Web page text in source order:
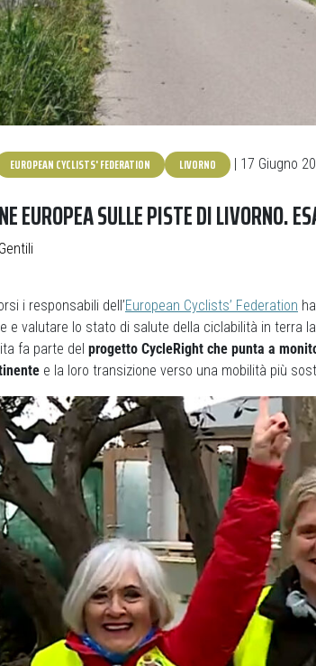
EUROPEAN CYCLISTS' FEDERATION LIVORNO | 17 Giugno
EUROPEA SULLE PISTE DI LIVORNO.
i responsabili dell’European Cyclists’ Federation
e valutare lo stato di salute della ciclabilità in terra
fa parte del progetto CycleRight che punta a
e la loro transizione verso una mobilità più